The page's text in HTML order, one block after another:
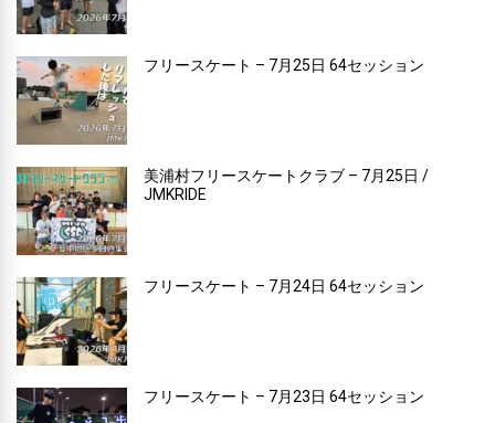
フリースケート – 7月25日 64セッション
美浦村フリースケートクラブ – 7月25日 /
JMKRIDE
フリースケート – 7月24日 64セッション
フリースケート – 7月23日 64セッション